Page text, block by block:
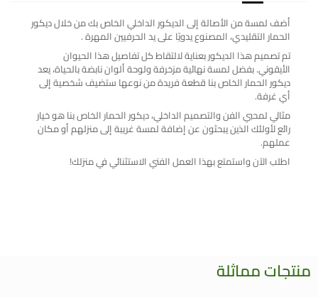
أضف لمسة من الأصالة إلى الديكور الداخلي الخاص بك من خلال ديكور
الحمار التقليدي، المصنوع يدويًا على يد الحرفيين المهرة .
تم تصميم هذا الديكور بعناية لالتقاط كل تفاصيل هذا الحيوان
الأيقوني. بفضل لمسة نهائية مزخرفة ولوحة ألوان نابضة بالحياة، يعد
ديكور الحمار الخاص بنا قطعة فريدة من نوعها ستضيف شخصية إلى
أي غرفة.
مثالي لمحبي الفن والتصميم الداخلي، ديكور الحمار الخاص بنا هو خيار
رائع لأولئك الذين يبحثون عن إضافة لمسة غريبة إلى منزلهم أو مكان
عملهم.
اطلب الآن واستمتع بهذا العمل الفني الاستثنائي في منزلك!
منتجات مماثلة